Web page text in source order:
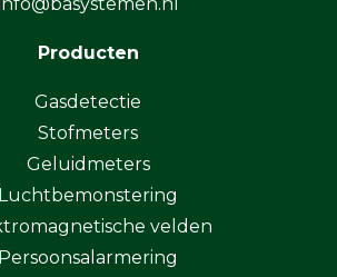
Producten
Gasdetectie
Stofmeters
Geluidmeters
Luchtbemonstering
velden
Persoonsalarmering